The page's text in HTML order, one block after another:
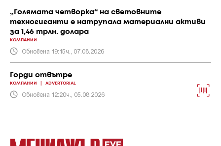
„Голямата четворка“ на световните
техногиганти е натрупала материални активи
за 1,46 трлн. долара
КОМПАНИИ
Обновена 19:15ч., 07.08.2026
Горди отвътре
КОМПАНИИ ADVERTORIAL
Обновена 12:20ч., 05.08.2026